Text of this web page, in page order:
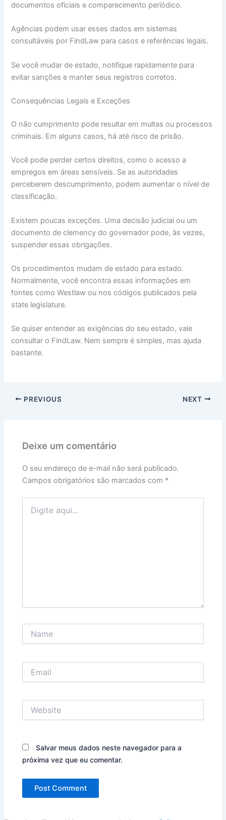
documentos oficiais e comparecimento periódico.
Agências podem usar esses dados em sistemas
consultáveis por FindLaw para casos e referências legais.
Se você mudar de estado, notifique rapidamente para
evitar sanções e manter seus registros corretos.
Consequências Legais e Exceções
O não cumprimento pode resultar em multas ou processos
criminais. Em alguns casos, há até risco de prisão.
Você pode perder certos direitos, como o acesso a
empregos em áreas sensíveis. Se as autoridades
perceberem descumprimento, podem aumentar o nível de
classificação.
Existem poucas exceções. Uma decisão judicial ou um
documento de clemency do governador pode, às vezes,
suspender essas obrigações.
Os procedimentos mudam de estado para estado.
Normalmente, você encontra essas informações em
fontes como Westlaw ou nos códigos publicados pela
state legislature.
Se quiser entender as exigências do seu estado, vale
consultar o FindLaw. Nem sempre é simples, mas ajuda
bastante.
PREVIOUS NEXT
Deixe um comentário
O seu endereço de e-mail não será publicado.
Campos obrigatórios são marcados com *
aqui...
Salvar meus dados neste navegador para a
próxima vez que eu comentar.